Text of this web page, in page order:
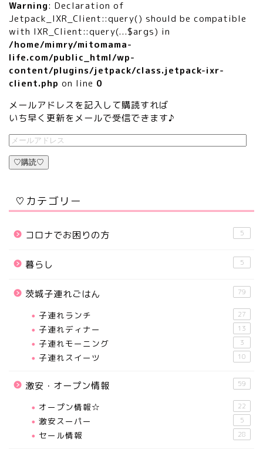
Warning: Declaration of
Jetpack_IXR_Client::query() should be compatible
with IXR_Client::query(...$args) in
/home/mimry/mitomama-
life.com/public_html/wp-
content/plugins/jetpack/class.jetpack-ixr-
client.php on line 0
メールアドレスを記入して購読すれば
いち早く更新をメールで受信できます♪
♡購読♡
♡カテゴリー
コロナでお困りの方 5
暮らし 5
茨城子連れごはん 79
子連れランチ 27
子連れディナー 13
子連れモーニング 3
子連れスイーツ 10
激安・オープン情報 59
オープン情報☆ 22
激安スーパー 5
セール情報 28